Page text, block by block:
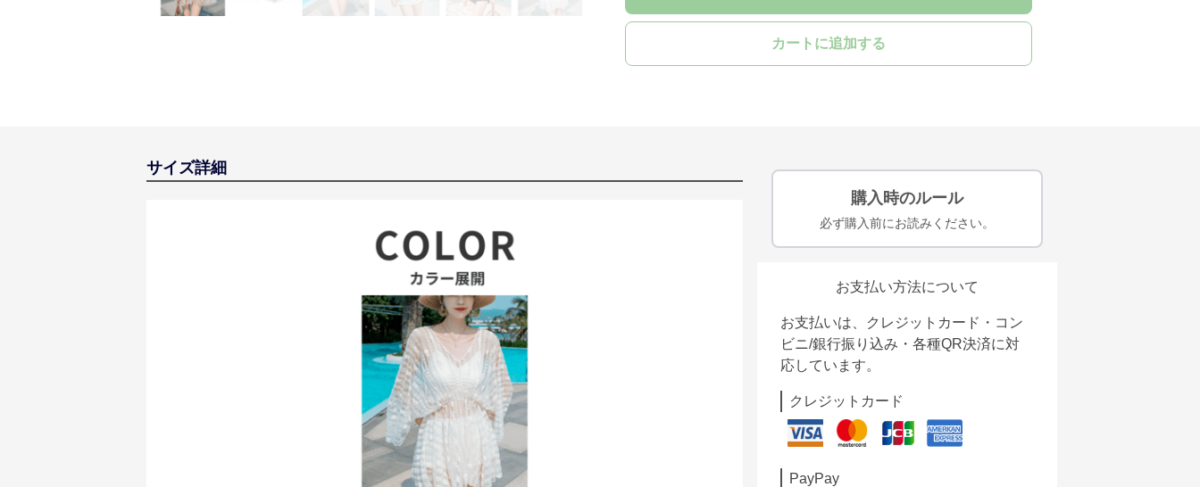
カートに追加する
サイズ詳細
購入時のルール
必ず購入前にお読みください。
お支払い方法について
お支払いは、クレジットカード・コン
ビニ/銀行振り込み・各種QR決済に対
応しています。
クレジットカード
PayPay